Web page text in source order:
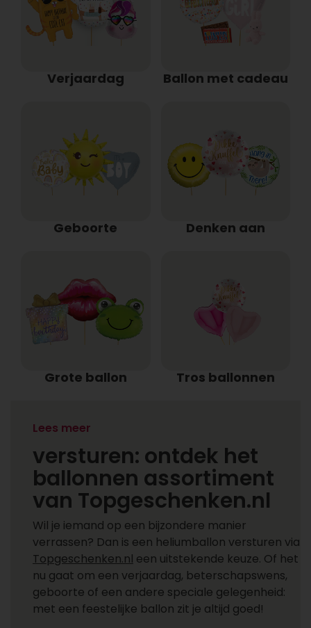
Verjaardag Ballon met cadeau
Geboorte Denken aan
Grote ballon Tros ballonnen
Heliumballonnen
versturen: ontdek het
ballonnen assortiment
van Topgeschenken.nl
Wil je iemand op een bijzondere manier
verrassen? Dan is een heliumballon versturen via
Topgeschenken.nl een uitstekende keuze. Of het
nu gaat om een verjaardag, beterschapswens,
geboorte of een andere speciale gelegenheid:
met een feestelijke ballon zit je altijd goed!
Lees meer